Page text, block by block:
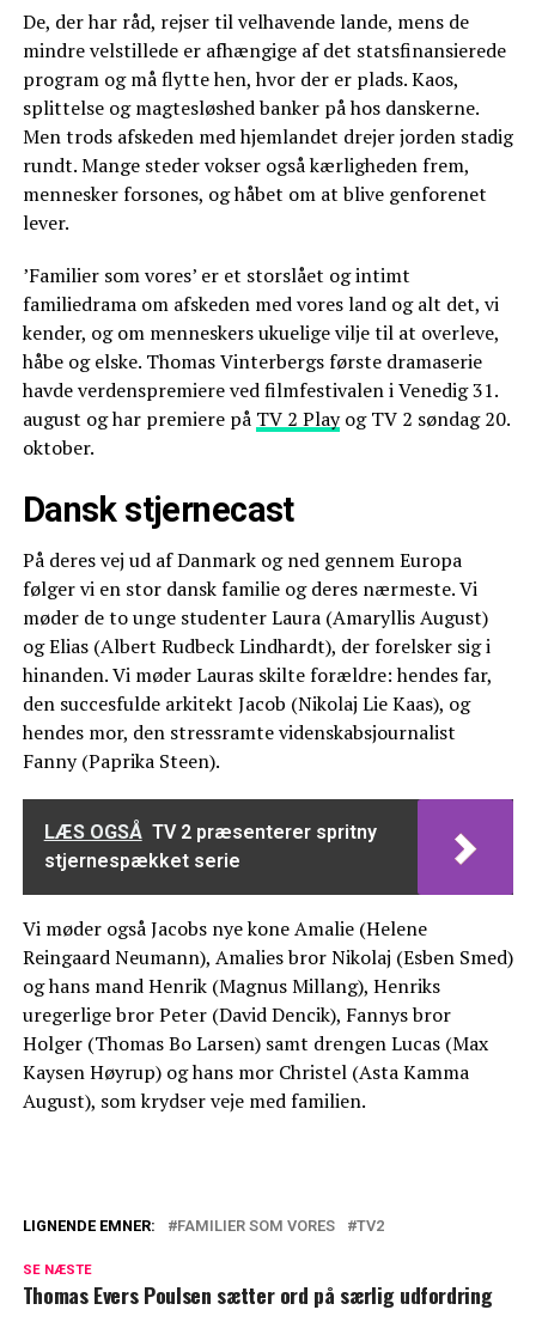
De, der har råd, rejser til velhavende lande, mens de
mindre velstillede er afhængige af det statsfinansierede
program og må flytte hen, hvor der er plads. Kaos,
splittelse og magtesløshed banker på hos danskerne.
Men trods afskeden med hjemlandet drejer jorden stadig
rundt. Mange steder vokser også kærligheden frem,
mennesker forsones, og håbet om at blive genforenet
lever.
’Familier som vores’ er et storslået og intimt
familiedrama om afskeden med vores land og alt det, vi
kender, og om menneskers ukuelige vilje til at overleve,
håbe og elske. Thomas Vinterbergs første dramaserie
havde verdenspremiere ved filmfestivalen i Venedig 31.
august og har premiere på TV 2 Playog TV 2 søndag 20.
oktober.
Dansk stjernecast
På deres vej ud af Danmark og ned gennem Europa
følger vi en stor dansk familie og deres nærmeste. Vi
møder de to unge studenter Laura (Amaryllis August)
og Elias (Albert Rudbeck Lindhardt), der forelsker sig i
hinanden. Vi møder Lauras skilte forældre: hendes far,
den succesfulde arkitekt Jacob (Nikolaj Lie Kaas), og
hendes mor, den stressramte videnskabsjournalist
Fanny (Paprika Steen).
LÆS OGSÅ TV 2 præsenterer spritny
stjernespækket serie
Vi møder også Jacobs nye kone Amalie (Helene
Reingaard Neumann), Amalies bror Nikolaj (Esben Smed)
og hans mand Henrik (Magnus Millang), Henriks
uregerlige bror Peter (David Dencik), Fannys bror
Holger (Thomas Bo Larsen) samt drengen Lucas (Max
Kaysen Høyrup) og hans mor Christel (Asta Kamma
August), som krydser veje med familien.
er den rørende årsag
LIGNENDE EMNER: FAMILIER SOM VORES TV2
SE NÆSTE
Thomas Evers Poulsen sætter ord på særlig udfordring